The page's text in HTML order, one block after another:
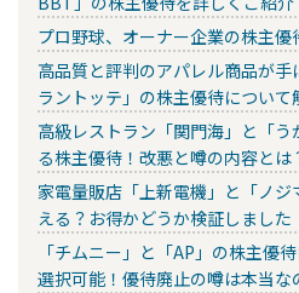
プロ野球、オーナー企業の株主
高品質と評判のアパレル商品が
ラントッテ」の株主優待について
高級レストラン「関門海」と「
る株主優待！改悪と噂の内容とは
家電量販店「上新電機」と「ノ
える？お得かどうか検証しました
「チムニー」と「AP」の株主優
選択可能！優待廃止の噂は本当な